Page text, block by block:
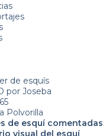
de esquís
por Joseba
Polvorilla
de esquí comentadas
visual del esquí